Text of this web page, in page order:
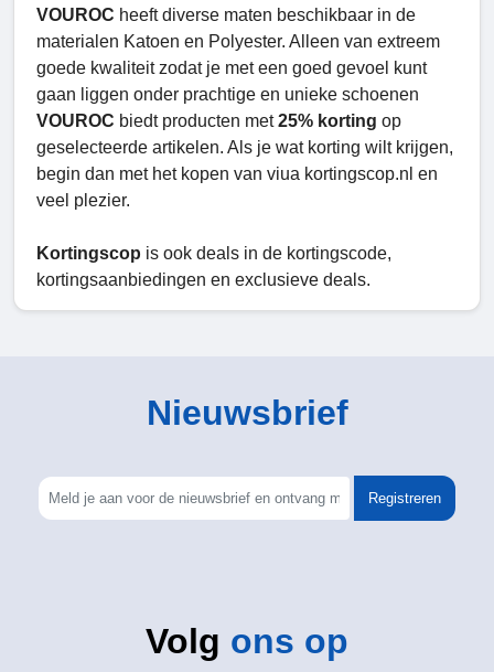
VOUROC heeft diverse maten beschikbaar in de
materialen Katoen en Polyester. Alleen van extreem
goede kwaliteit zodat je met een goed gevoel kunt
gaan liggen onder prachtige en unieke schoenen
VOUROC biedt producten met25% korting op
geselecteerde artikelen. Als je wat korting wilt krijgen,
begin dan met het kopen van viua kortingscop.nl en
veel plezier.
Kortingscop is ook deals in de kortingscode,
kortingsaanbiedingen en exclusieve deals.
Nieuwsbrief
Registreren
Volg ons op